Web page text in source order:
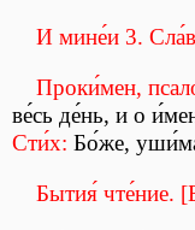
И мине́и 3.
Проки́мен,
ве́сь де́нь, и о
Сти́х: Бо́же,
Бытия́ чте́ние.